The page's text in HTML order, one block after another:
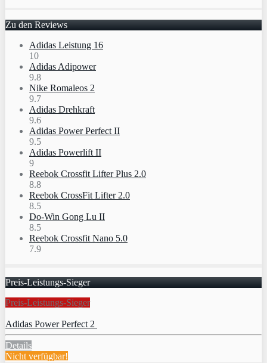
Zu den Reviews
Adidas Leistung 16
10
Adidas Adipower
9.8
Nike Romaleos 2
9.7
Adidas Drehkraft
9.6
Adidas Power Perfect II
9.5
Adidas Powerlift II
9
Reebok Crossfit Lifter Plus 2.0
8.8
Reebok CrossFit Lifter 2.0
8.5
Do-Win Gong Lu II
8.5
Reebok Crossfit Nano 5.0
7.9
Preis-Leistungs-Sieger
Preis-Leistungs-Sieger
Adidas Power Perfect 2
Details
Nicht verfügbar!